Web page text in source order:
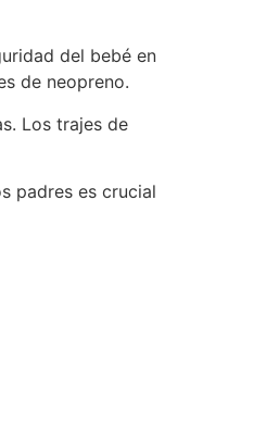
del bebé en
de neopreno.
Los trajes de
padres es crucial